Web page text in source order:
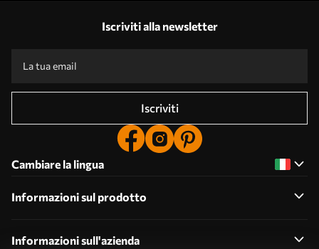
Iscriviti alla newsletter
Iscriviti
Cambiare la lingua
Informazioni sul prodotto
Informazioni sull'azienda